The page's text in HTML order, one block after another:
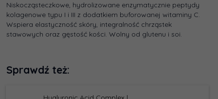
Niskocząsteczkowe, hydrolizowane enzymatycznie peptydy
kolagenowe typu I i III z dodatkiem buforowanej witaminy C.
Wspiera elastyczność skóry, integralność chrząstek
stawowych oraz gęstość kości. Wolny od glutenu i soi.
Sprawdź też: